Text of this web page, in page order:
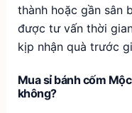
thành hoặc gần sân
được tư vấn thời
kịp nhận quà trước
Mua sỉ bánh cốm
không?